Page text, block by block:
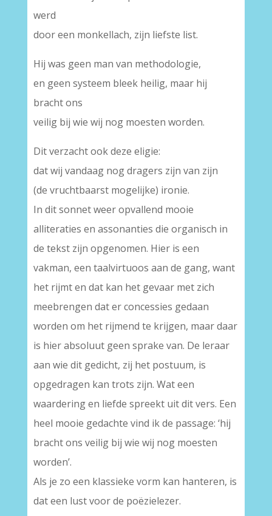
werd
door een monkellach, zijn liefste list.
Hij was geen man van methodologie,
en geen systeem bleek heilig, maar hij
bracht ons
veilig bij wie wij nog moesten worden.
Dit verzacht ook deze eligie:
dat wij vandaag nog dragers zijn van zijn
(de vruchtbaarst mogelijke) ironie.
In dit sonnet weer opvallend mooie
alliteraties en assonanties die organisch in
de tekst zijn opgenomen. Hier is een
vakman, een taalvirtuoos aan de gang, want
het rijmt en dat kan het gevaar met zich
meebrengen dat er concessies gedaan
worden om het rijmend te krijgen, maar daar
is hier absoluut geen sprake van. De leraar
aan wie dit gedicht, zij het postuum, is
opgedragen kan trots zijn. Wat een
waardering en liefde spreekt uit dit vers. Een
heel mooie gedachte vind ik de passage: ‘hij
bracht ons veilig bij wie wij nog moesten
worden’.
Als je zo een klassieke vorm kan hanteren, is
dat een lust voor de poëzielezer.